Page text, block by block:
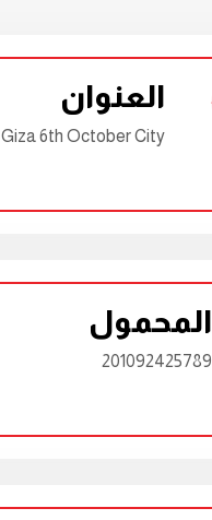
العنوان
Giza 6th October City
المحمول
201092425789